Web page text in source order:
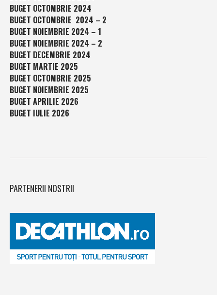
BUGET OCTOMBRIE 2024
BUGET OCTOMBRIE 2024 – 2
BUGET NOIEMBRIE 2024 – 1
BUGET NOIEMBRIE 2024 – 2
BUGET DECEMBRIE 2024
BUGET MARTIE 2025
BUGET OCTOMBRIE 2025
BUGET NOIEMBRIE 2025
BUGET APRILIE 2026
BUGET IULIE 2026
PARTENERII NOSTRII